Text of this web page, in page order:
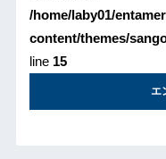
/home/laby01/
content/themes/
line 15
エ